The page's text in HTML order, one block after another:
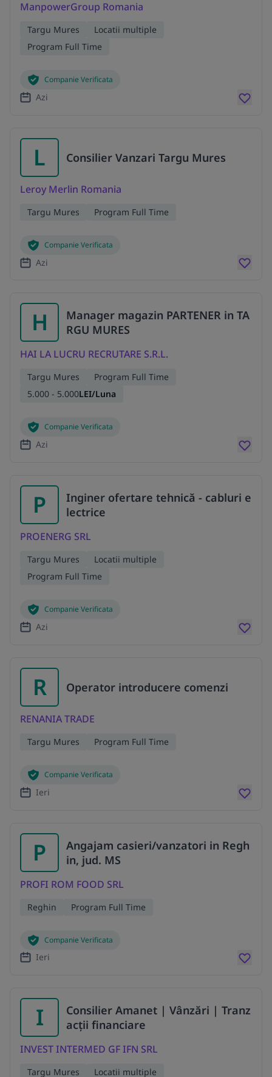
ManpowerGroup Romania
Targu Mures
Locatii multiple
Program Full Time
Companie Verificata
Azi
L Consilier Vanzari Targu Mures
Leroy Merlin Romania
Targu Mures Program Full Time
Companie Verificata
Azi
H
Manager magazin PARTENER in TA
RGU MURES
HAI LA LUCRU RECRUTARE S.R.L.
Targu Mures
Program Full Time
5.000 - 5.000LEI/Luna
Companie Verificata
Azi
P
Inginer ofertare tehnică - cabluri e
lectrice
PROENERG SRL
Targu Mures
Locatii multiple
Program Full Time
Companie Verificata
Azi
R Operator introducere comenzi
RENANIA TRADE
Targu Mures Program Full Time
Companie Verificata
Ieri
P
Angajam casieri/vanzatori in Regh
in, jud. MS
PROFI ROM FOOD SRL
Reghin Program Full Time
Companie Verificata
Ieri
I
Consilier Amanet | Vânzări | Tranz
acții financiare
INVEST INTERMED GF IFN SRL
Targu Mures
Locatii multiple